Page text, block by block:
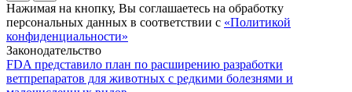
Нажимая на кнопку, Вы соглашаетесь на обработку
персональных данных в соответствии с «Политикой
конфиденциальности»
Законодательство
FDA представило план по расширению разработки
ветпрепаратов для животных с редкими болезнями и